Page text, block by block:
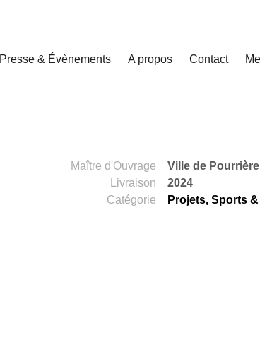
Presse & Évènements A propos Contact
Maître d'Ouvrage
Ville de
Livraison
2024
Catégorie
Projets, Sports